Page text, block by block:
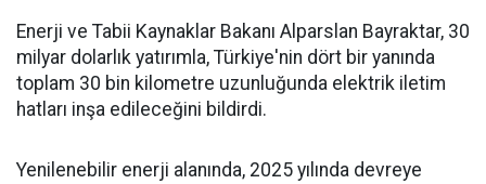
Enerji ve Tabii Kaynaklar Bakanı Alparslan Bayraktar, 30
milyar dolarlık yatırımla, Türkiye'nin dört bir yanında
toplam 30 bin kilometre uzunluğunda elektrik iletim
hatları inşa edileceğini bildirdi.
Yenilenebilir enerji alanında, 2025 yılında devreye